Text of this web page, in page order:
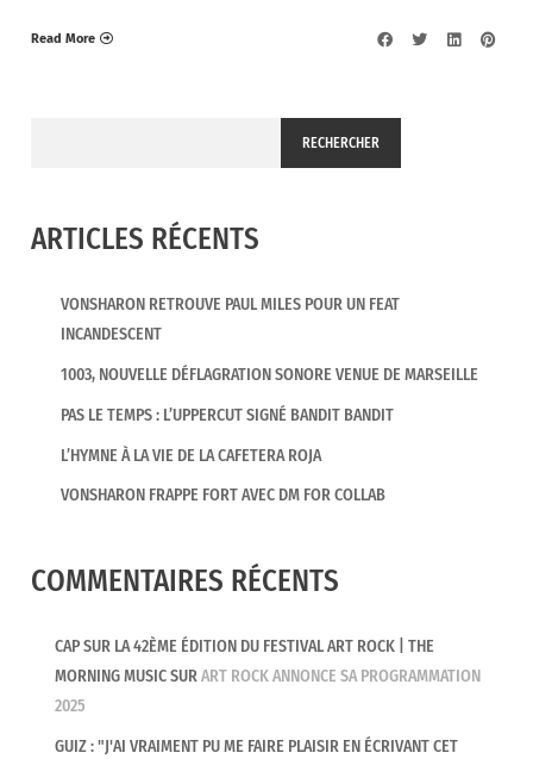
Read More
RECHERCHER
ARTICLES RÉCENTS
VONSHARON RETROUVE PAUL MILES POUR UN FEAT
INCANDESCENT
1003, NOUVELLE DÉFLAGRATION SONORE VENUE DE MARSEILLE
PAS LE TEMPS : L’UPPERCUT SIGNÉ BANDIT BANDIT
L’HYMNE À LA VIE DE LA CAFETERA ROJA
VONSHARON FRAPPE FORT AVEC DM FOR COLLAB
COMMENTAIRES RÉCENTS
CAP SUR LA 42ÈME ÉDITION DU FESTIVAL ART ROCK | THE
MORNING MUSICSURART ROCK ANNONCE SA PROGRAMMATION
2025
GUIZ : "J'AI VRAIMENT PU ME FAIRE PLAISIR EN ÉCRIVANT CET